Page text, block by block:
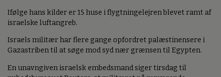
Ifølge hans kilder er 15 huse i flygtningelejren blevet ramt af
israelske luftangreb.
Israels militær har flere gange opfordret palæstinensere i
Gazastriben til at søge mod syd nær grænsen til Egypten.
En unavngiven israelsk embedsmand siger tirsdag til